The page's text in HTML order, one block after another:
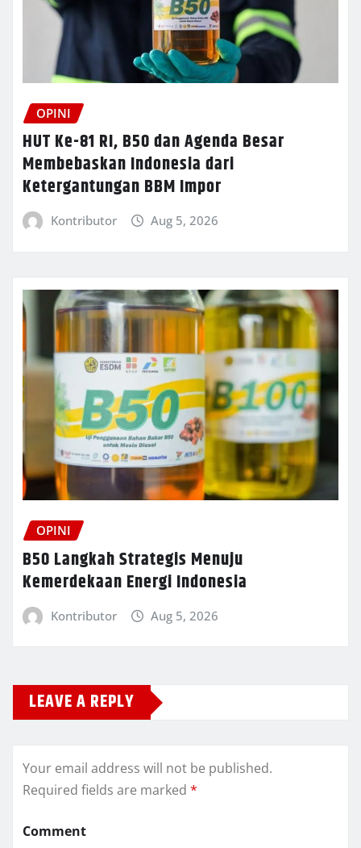
OPINI
HUT Ke-81 RI, B50 dan Agenda Besar
Membebaskan Indonesia dari
Ketergantungan BBM Impor
Kontributor Aug 5, 2026
OPINI
B50 Langkah Strategis Menuju
Kemerdekaan Energi Indonesia
Kontributor Aug 5, 2026
LEAVE A REPLY
Your email address will not be published.
Required fields are marked *
Comment